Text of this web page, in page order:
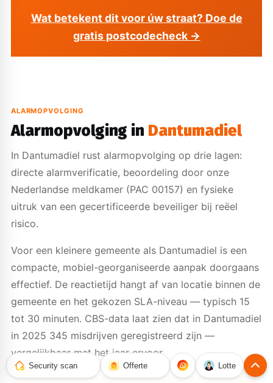
Wat betekent dit voor úw straat? Doe de
gratis postcodecheck →
ALARMOPVOLGING
Alarmopvolging in Dantumadiel
In Dantumadiel rust alarmopvolging op drie lagen:
directe alarmverificatie, beoordeling door onze
Nederlandse meldkamer (PAC 00157) en fysieke
uitruk van een gecertificeerde beveiliger bij reëel
risico.
Voor een kleinere gemeente als Dantumadiel is een
compacte, mobiel-georganiseerde aanpak doorgaans
effectief. De reactietijd hangt af van locatie binnen de
gemeente en het gekozen SLA-niveau — typisch 15
tot 30 minuten. CBS-data laat zien dat in Dantumadiel
in 2025 345 misdrijven geregistreerd zijn —
vergelijkbaar met het jaar ervoor.
Security scan Offerte Lotte